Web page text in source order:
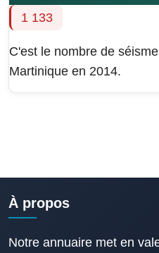
1 133
C'est le nombre de
Martinique en 2014.
À propos
Notre annuaire met en